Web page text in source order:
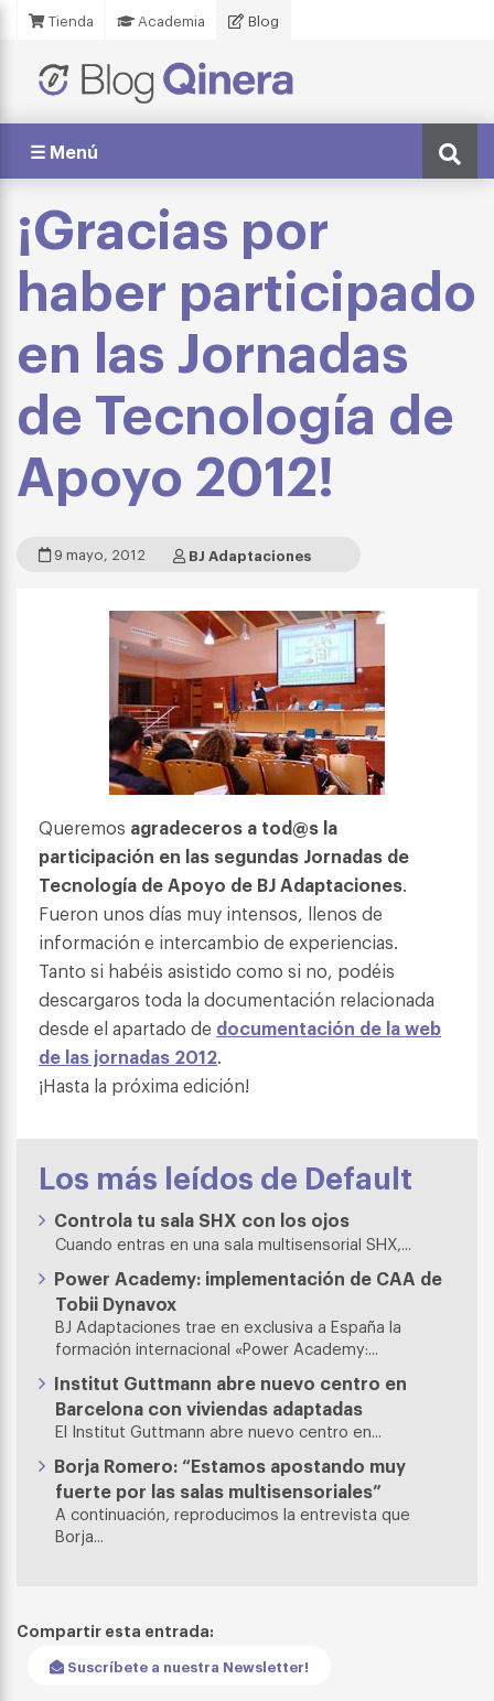
Tienda Academia Blog
☰ Menú
¡Gracias por
haber participado
en las Jornadas
de Tecnología de
Apoyo 2012!
9 mayo, 2012 BJ Adaptaciones
Queremos agradeceros a tod@s la
participación en las segundas Jornadas de
Tecnología de Apoyo de BJ Adaptaciones.
Fueron unos días muy intensos, llenos de
información e intercambio de experiencias.
Tanto si habéis asistido como si no, podéis
descargaros toda la documentación relacionada
desde el apartado de documentación de la web
de las jornadas 2012.
¡Hasta la próxima edición!
Los más leídos de Default
Controla tu sala SHX con los ojos
Cuando entras en una sala multisensorial SHX,...
Power Academy: implementación de CAA de
Tobii Dynavox
BJ Adaptaciones trae en exclusiva a España la
formación internacional «Power Academy:...
Institut Guttmann abre nuevo centro en
Barcelona con viviendas adaptadas
El Institut Guttmann abre nuevo centro en...
Borja Romero: “Estamos apostando muy
fuerte por las salas multisensoriales”
A continuación, reproducimos la entrevista que
Borja...
Compartir esta entrada:
Suscríbete a nuestra Newsletter!